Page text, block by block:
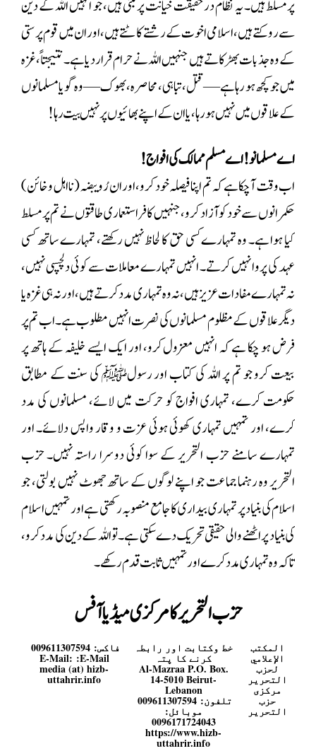
پر مسلط ہیں۔ یہ نظام درحقیقت خیانت پر مبنی ہیں، جو انہیں اللہ کے دین
سے روکتے ہیں، اسلامی اخوت کے رشتے کاٹتے ہیں، اور ان میں قوم پرستی
کے وہ جذبات بھڑکاتے ہیں جنہیں اللہ نے حرام قرار دیا ہے۔ نتیجتاً، غزہ
میں جو کچھ ہو رہا ہے—قتل، تباہی، محاصرہ، بھوک—وہ گویا مسلمانوں
کے علاقوں میں نہیں ہو رہا، یا ان کے اپنے بھائیوں پر نہیں بیت رہا!
اے مسلمانو! اے مسلم ممالک کی افواج!
اب وقت آ چکا ہے کہ تم اپنا فیصلہ خود کرو، اور ان رُويبضہ (نااہل و خائن)
حکمرانوں سے خود کو آزاد کرو، جنہیں کافر استعماری طاقتوں نے تم پر مسلط
کیا ہوا ہے۔ وہ تمہارے کسی حق کا لحاظ نہیں رکھتے، تمہارے ساتھ کسی
عہد کی پروا نہیں کرتے۔ انہیں تمہارے معاملات سے کوئی دلچسپی نہیں،
نہ تمہارے مفادات عزیز ہیں، نہ وہ تمہاری مدد کرتے ہیں، اور نہ ہی غزہ یا
دیگر علاقوں کے مظلوم مسلمانوں کی نصرت انہیں مطلوب ہے۔اب تم پر
فرض ہو چکا ہے کہ انہیں معزول کرو، اور ایک ایسے خلیفہ کے ہاتھ پر
بیعت کرو جو تم پر اللہ کی کتاب اور رسولﷺ کی سنت کے مطابق
حکومت کرے، تمہاری افواج کو حرکت میں لائے، مسلمانوں کی مدد
کرے، اور تمہیں تمہاری کھوئی ہوئی عزت و وقار واپس دلائے۔اور
تمہارے سامنے حزب التحریر کے سوا کوئی دوسرا راستہ نہیں۔ حزب
التحریر وہ رہنما جماعت جو اپنے لوگوں کے ساتھ جھوٹ نہیں بولتی، جو
اسلام کی بنیاد پر تمہاری بیداری کا جامع منصوبہ رکھتی ہے اور تمہیں اسلام
کی بنیاد پر اٹھنے والی حقیقی تحریک دے سکتی ہے۔ تو اللہ کے دین کی مدد کرو،
تاکہ وہ تمہاری مدد کرے اور تمہیں ثابت قدم رکھے۔
حزب التحرير کا مرکزی میڈیا آفس
المكتب
الإعلامي
لحزب
التحرير
مرکزی
حزب
التحریر
خط وکتابت اور رابطہ
کرنے کا پتہ
Al-Mazraa P.O. Box.
14-5010 Beirut-
Lebanon
تلفون: 009611307594
موبائل:
0096171724043
https://www.hizb-
uttahrir.info
فاكس: 009611307594
E-Mail:
E-Mail:
media (at) hizb-
uttahrir.info